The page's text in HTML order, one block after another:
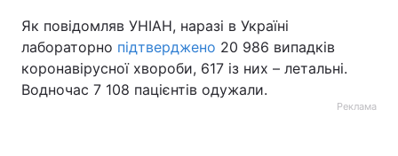
Як повідомляв УНІАН, наразі в Україні
лабораторно підтверджено 20 986 випадків
коронавірусної хвороби, 617 із них – летальні.
Водночас 7 108 пацієнтів одужали.
Реклама